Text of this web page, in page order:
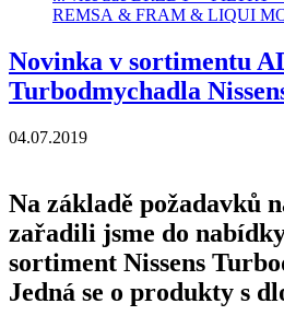
REMSA & FRAM & LIQUI
Novinka v sortimentu
Turbodmychadla
04.07.2019
Na základě požadavků
zařadili jsme do
sortiment Nissens
Jedná se o produkty s